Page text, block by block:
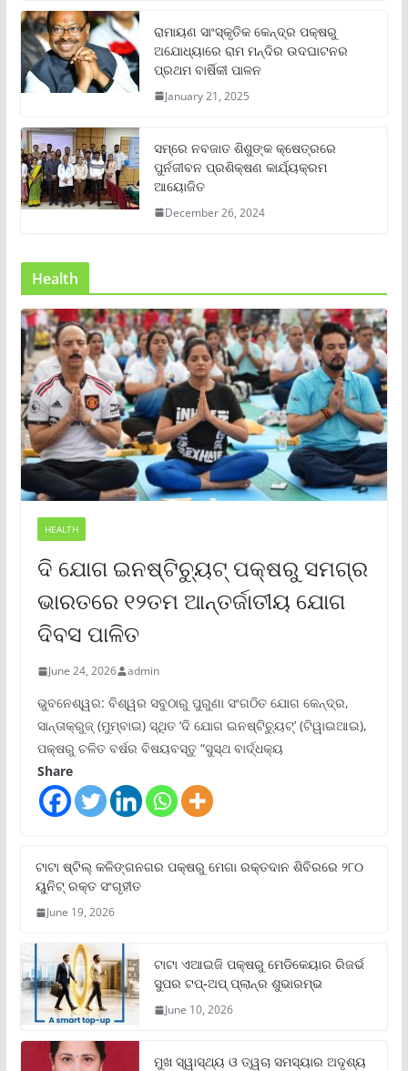
ରାମାୟଣ ସାଂସ୍କୃତିକ କେନ୍ଦ୍ର ପକ୍ଷରୁ
ଅଯୋଧ୍ୟାରେ ରାମ ମନ୍ଦିର ଉଦଘାଟନର
ପ୍ରଥମ ବାର୍ଷିକୀ ପାଳନ
January 21, 2025
ସମ୍‌ରେ ନବଜାତ ଶିଶୁଙ୍କ କ୍ଷେତ୍ରରେ
ପୁର୍ନଜୀବନ ପ୍ରଶିକ୍ଷଣ କାର୍ଯ୍ୟକ୍ରମ
ଆୟୋଜିତ
December 26, 2024
Health
HEALTH
ଦି ଯୋଗ ଇନଷ୍ଟିଚ୍ୟୁଟ୍ ପକ୍ଷରୁ ସମଗ୍ର
ଭାରତରେ ୧୨ତମ ଆନ୍ତର୍ଜାତୀୟ ଯୋଗ
ଦିବସ ପାଳିତ
June 24, 2026 admin
ଭୁବନେଶ୍ୱର: ବିଶ୍ୱର ସବୁଠାରୁ ପୁରୁଣା ସଂଗଠିତ ଯୋଗ କେନ୍ଦ୍ର,
ସାନ୍ତାକ୍ରୁଜ୍ (ମୁମ୍ବାଇ) ସ୍ଥିତ ‘ଦି ଯୋଗ ଇନଷ୍ଟିଚ୍ୟୁଟ୍‌’ (ଟିୱାଇଆଇ),
ପକ୍ଷରୁ ଚଳିତ ବର୍ଷର ବିଷୟବସ୍ତୁ “ସୁସ୍ଥ ବାର୍ଦ୍ଧକ୍ୟ
Share
ଟାଟା ଷ୍ଟିଲ୍‌ କଳିଙ୍ଗନଗର ପକ୍ଷରୁ ମେଗା ରକ୍ତଦାନ ଶିବିରରେ ୨୮୦
ୟୁନିଟ୍‌ ରକ୍ତ ସଂଗୃହୀତ
June 19, 2026
ଟାଟା ଏଆଇଜି ପକ୍ଷରୁ ମେଡିକେୟାର ରିଜର୍ଭ
ସୁପର ଟପ୍‌-ଅପ୍ ପ୍ଲାନ୍‌ର ଶୁଭାରମ୍ଭ
June 10, 2026
ମୁଖ ସ୍ୱାସ୍ଥ୍ୟ ଓ ତ୍ୱଚା ସମସ୍ୟାର ଅଦୃଶ୍ୟ